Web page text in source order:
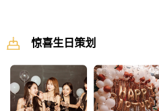
惊喜生日策划